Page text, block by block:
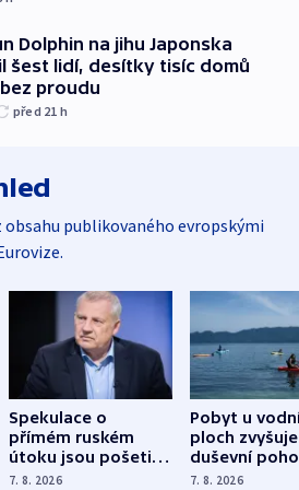
Dolphin na jihu Japonska
šest lidí, desítky tisíc domů
proudu
před 21 h
obsahu publikovaného evropskými
Spekulace o
přímém ruském
útoku jsou pošetilé,
míní estonský
7. 8. 2026
Pobyt u
ploch zvyšuje
duševní
ukázala
7. 8. 2026